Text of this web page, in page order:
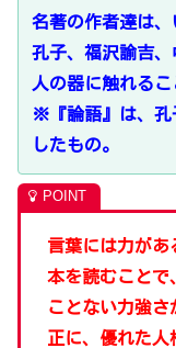
名著の作者達は、
孔子、福沢諭吉
人の器に触れる
※『論語』は、孔
したもの。
言葉には力があ
本を読むことで
ことない力強さ
正に、優れた人